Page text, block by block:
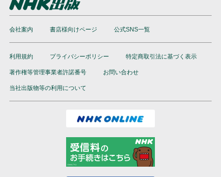
会社案内 書店様向けページ 公式SNS一覧
利用規約 プライバシーポリシー 特定商取引法に基づく表示
著作権等管理事業者許諾番号 お問い合わせ
当社出版物等の利用について